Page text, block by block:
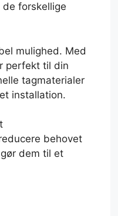
forskellige
mulighed. Med
perfekt til din
tagmaterialer
installation.
behovet
dem til et